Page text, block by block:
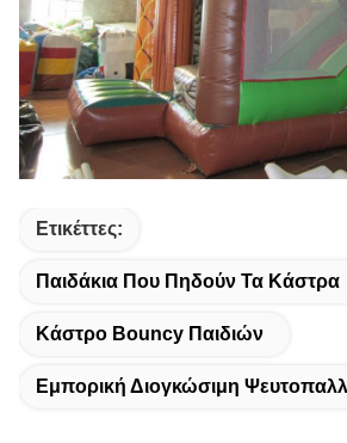
Ετικέττες:
Παιδάκια Που Πηδούν Τα Κάστρα
Κάστρο Bouncy Παιδιών
Εμπορική Διογκώσιμη